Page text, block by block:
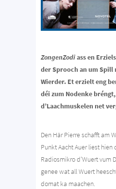
ZongenZodiass en
der Sprooch an um Spill
Wierder. Et erzielt eng
déi zum Nodenke
d’Laachmuskelen net
Den Här Pierre schafft am
Punkt Aacht Auer liest hien
Radiosmikro d’Wuert vum
genee wat all Wuert
domat ka maachen.